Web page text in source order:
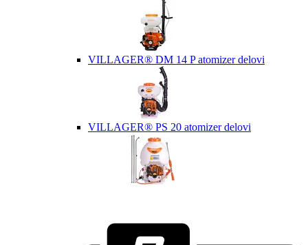
VILLAGER® DM 14 P atomizer delovi
VILLAGER® PS 20 atomizer delovi